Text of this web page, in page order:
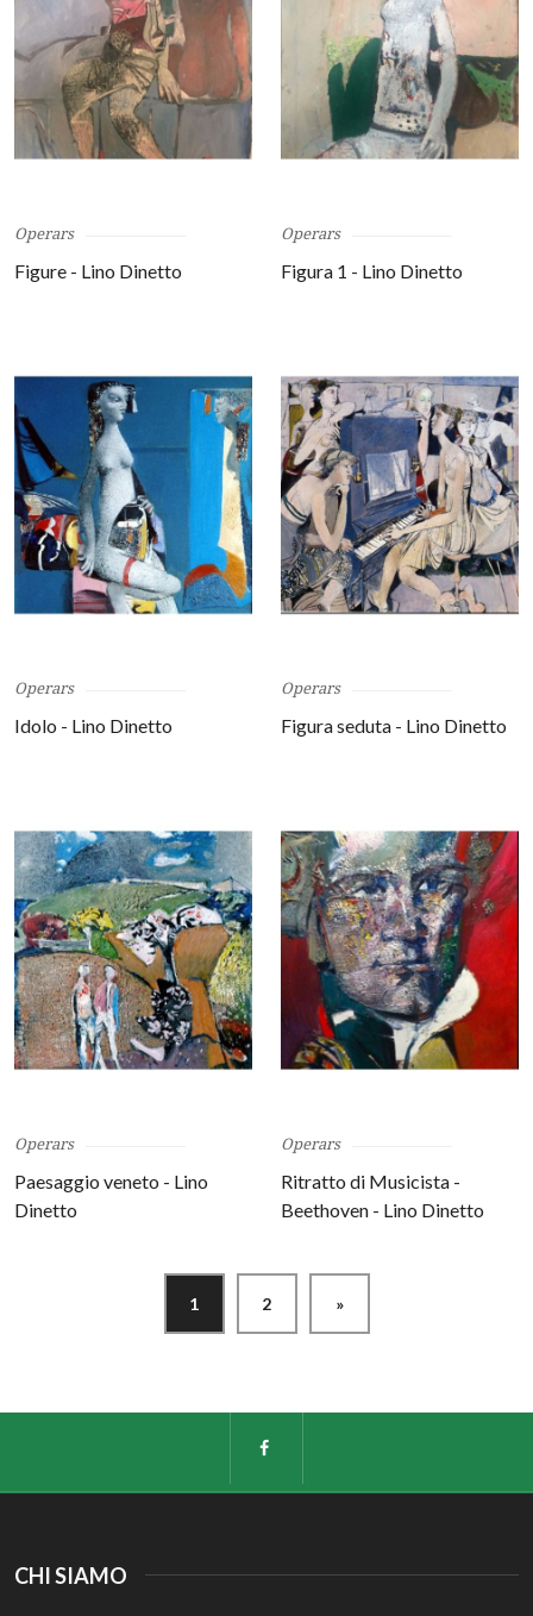
Operars
Figure - Lino Dinetto
Operars
Figura 1 - Lino Dinetto
Operars
Idolo - Lino Dinetto
Operars
Figura seduta - Lino Dinetto
Operars
Paesaggio veneto - Lino
Dinetto
Operars
Ritratto di Musicista -
Beethoven - Lino Dinetto
1 2 »
CHI SIAMO